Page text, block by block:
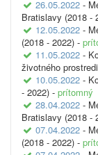
26.05.2022 -
Bratislavy (2018 -
12.05.2022 -
(2018 - 2022) -
11.05.2022 -
životného
10.05.2022 -
- 2022) - prítomný
28.04.2022 -
Bratislavy (2018 -
07.04.2022 -
(2018 - 2022) -